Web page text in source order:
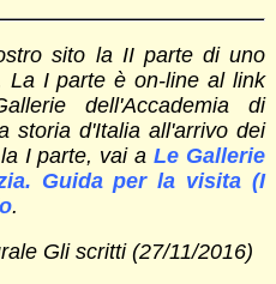
sito la II parte di uno
La I parte è on-line al link
dell'Accademia di
storia d'Italia all'arrivo dei
I parte, vai aLe Gallerie
Guida per la visita (I
.
Gli scritti (27/11/2016)